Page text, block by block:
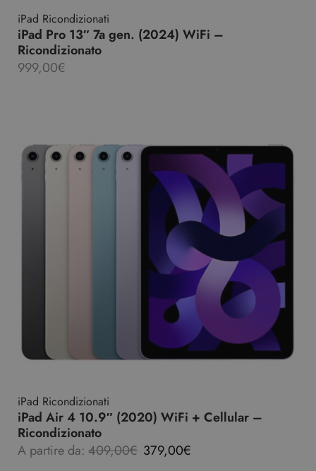
iPad Ricondizionati
iPad Pro 13″ 7a gen. (2024) WiFi –
Ricondizionato
999,00€
iPad Ricondizionati
iPad Air 4 10.9″ (2020) WiFi + Cellular –
Ricondizionato
A partire da: 409,00€ 379,00€